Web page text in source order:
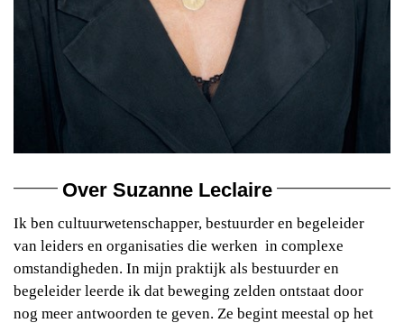
Over Suzanne Leclaire
Ik ben cultuurwetenschapper, bestuurder en begeleider
van leiders en organisaties die werken in complexe
omstandigheden. In mijn praktijk als bestuurder en
begeleider leerde ik dat beweging zelden ontstaat door
nog meer antwoorden te geven. Ze begint meestal op het